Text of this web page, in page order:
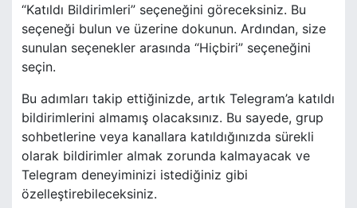
“Katıldı Bildirimleri” seçeneğini göreceksiniz. Bu
seçeneği bulun ve üzerine dokunun. Ardından, size
sunulan seçenekler arasında “Hiçbiri” seçeneğini
seçin.
Bu adımları takip ettiğinizde, artık Telegram’a katıldı
bildirimlerini almamış olacaksınız. Bu sayede, grup
sohbetlerine veya kanallara katıldığınızda sürekli
olarak bildirimler almak zorunda kalmayacak ve
Telegram deneyiminizi istediğiniz gibi
özelleştirebileceksiniz.